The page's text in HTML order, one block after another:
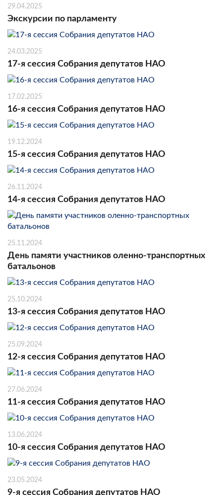
29.04.2025
Экскурсии по парламенту
24.03.2025
17-я сессия Собрания депутатов НАО
17.02.2025
16-я сессия Собрания депутатов НАО
19.12.2024
15-я сессия Собрания депутатов НАО
26.11.2024
14-я сессия Собрания депутатов НАО
25.11.2024
День памяти участников оленно-транспортных
батальонов
25.10.2024
13-я сессия Собрания депутатов НАО
25.09.2024
12-я сессия Собрания депутатов НАО
27.06.2024
11-я сессия Собрания депутатов НАО
13.06.2024
10-я сессия Собрания депутатов НАО
23.05.2024
9-я сессия Собрания депутатов НАО